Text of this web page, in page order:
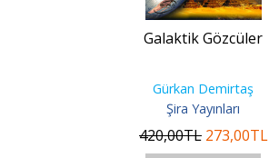
Galaktik Gözcüler
Gürkan Demirtaş
Şira Yayınları
420,00TL 273,00TL